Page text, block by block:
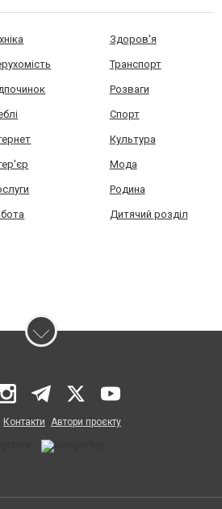
Здоров'я
Транспорт
Розваги
Спорт
Культура
Мода
Родина
Дитячий розділ
Контакти Автори проєкту